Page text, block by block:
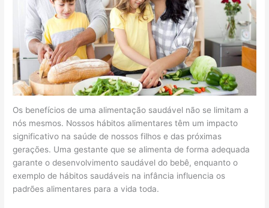
Os benefícios de uma alimentação saudável não se limitam a
nós mesmos. Nossos hábitos alimentares têm um impacto
significativo na saúde de nossos filhos e das próximas
gerações. Uma gestante que se alimenta de forma adequada
garante o desenvolvimento saudável do bebê, enquanto o
exemplo de hábitos saudáveis na infância influencia os
padrões alimentares para a vida toda.